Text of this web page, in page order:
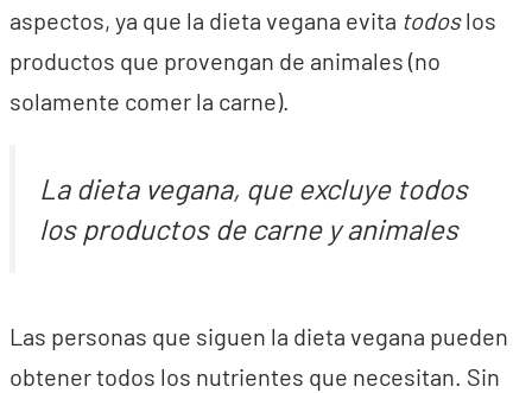
aspectos, ya que la dieta vegana evita todoslos
productos que provengan de animales (no
solamente comer la carne).
La dieta vegana, que excluye todos
los productos de carne y animales
Las personas que siguen la dieta vegana pueden
obtener todos los nutrientes que necesitan. Sin